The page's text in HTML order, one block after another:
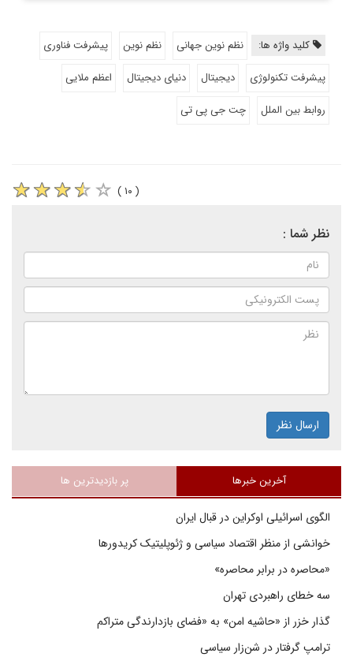
کلید واژه ها: نظم نوین جهانی نظم نوین
پیشرفت فناوری
پیشرفت تکنولوژی
دیجیتال دنیای دیجیتال
اعظم ملایی
روابط بین الملل
چت جی پی تی
( ۱۰ )
نظر شما :
ارسال نظر
آخرین خبرها پر بازدیدترین ها
الگوی اسرائیلی اوکراین در قبال ایران
خوانشی از منظر اقتصاد سیاسی و ژئوپلیتیک کریدورها
«محاصره در برابر محاصره»
سه خطای راهبردی تهران
گذار خزر از «حاشیه امن» به «فضای بازدارندگی متراکم
ترامپ گرفتار در شن‌زار سیاسی